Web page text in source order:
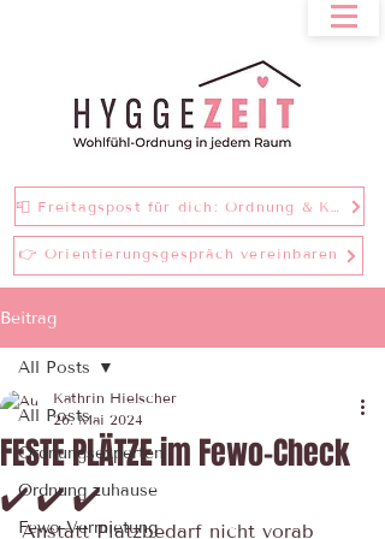
📮 Freitagspost für dich: Ordnung & Klarheit bei einer Tasse Tee
👉 Orientierungsgespräch vereinbaren
Beitrag
All Posts
Ordnungsexperten
Ordnung zuhause
Fewo-Vermietung
All Posts
FESTE PLÄTZE im Fewo-Check
✔️ ✔️ ✔️
Kathrin Hielscher
26. Mai 2024
Anstatt Platzbedarf nicht vorab